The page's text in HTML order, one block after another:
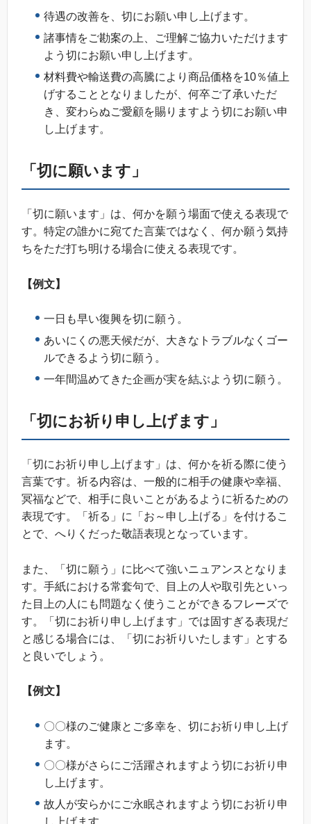
待遇の改善を、切にお願い申し上げます。
諸事情をご勘案の上、ご理解ご協力いただけます
よう切にお願い申し上げます。
材料費や輸送費の高騰により商品価格を10％値上
げすることとなりましたが、何卒ご了承いただ
き、変わらぬご愛顧を賜りますよう切にお願い申
し上げます。
「切に願います」
「切に願います」は、何かを願う場面で使える表現で
す。特定の誰かに宛てた言葉ではなく、何か願う気持
ちをただ打ち明ける場合に使える表現です。
【例文】
一日も早い復興を切に願う。
あいにくの悪天候だが、大きなトラブルなくゴー
ルできるよう切に願う。
一年間温めてきた企画が実を結ぶよう切に願う。
「切にお祈り申し上げます」
「切にお祈り申し上げます」は、何かを祈る際に使う
言葉です。祈る内容は、一般的に相手の健康や幸福、
冥福などで、相手に良いことがあるように祈るための
表現です。「祈る」に「お～申し上げる」を付けるこ
とで、へりくだった敬語表現となっています。
また、「切に願う」に比べて強いニュアンスとなりま
す。手紙における常套句で、目上の人や取引先といっ
た目上の人にも問題なく使うことができるフレーズで
す。「切にお祈り申し上げます」では固すぎる表現だ
と感じる場合には、「切にお祈りいたします」とする
と良いでしょう。
【例文】
〇〇様のご健康とご多幸を、切にお祈り申し上げ
ます。
〇〇様がさらにご活躍されますよう切にお祈り申
し上げます。
故人が安らかにご永眠されますよう切にお祈り申
し上げます。